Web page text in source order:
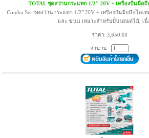
TOTAL ชุดสว่านกระแทก 1/2" 20V + เครื่องปั่นมือถื
Combo Set ชุดสว่านกระแทก 1/2" 20V + เครื่องปั่นมือถือไอเ
และ ขนม เหมาะสำหรับปั่นบดผลไม้, เ
ราคา: 3,650.00
จำนวน :